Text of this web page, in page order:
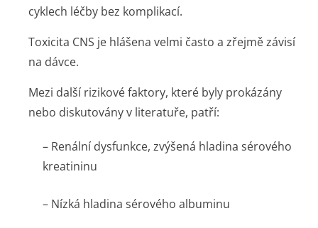
cyklech léčby bez komplikací.
Toxicita CNS je hlášena velmi často a zřejmě závisí
na dávce.
Mezi další rizikové faktory, které byly prokázány
nebo diskutovány v literatuře, pat­ří:
– Renální dysfunkce, zvýšená hladina sérového
kreatininu
– Nízká hladina sérového albuminu